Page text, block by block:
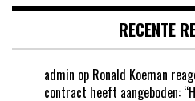
RECENTE
admin op Ronald Koeman
contract heeft aangeboden: